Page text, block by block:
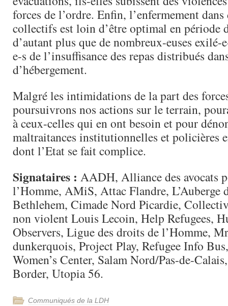
forces de l’ordre​. Enfin, l’​enfermement dans
collectifs est loin d’être optimal en période
d’autant plus que de nombreux-euses exilé-
e-s de l’insuffisance des repas distribués​
d’hébergement.
Malgré les intimidations de la part des
poursuivrons nos actions sur le terrain,
à ceux-celles qui en ont besoin et pour​
maltraitances institutionnelles et policières
dont l’Etat se fait complice.
Signataires : AADH, Alliance des avocats
l’Homme, AMiS, Attac Flandre, L’Auberge
Bethlehem, Cimade Nord Picardie,
non violent Louis Lecoin, Help Refugees,
Observers, Ligue des droits de l’Homme,
dunkerquois, Project Play, Refugee Info
Women’s Center, Salam Nord/Pas-de-
Border, Utopia 56.
Communiqués de la LDH